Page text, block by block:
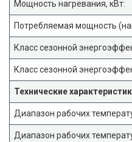
Мощность нагревания, кВт:
Потребляемая мощность
Класс сезонной
Класс сезонной
Технические
Диапазон рабочих
Диапазон рабочих